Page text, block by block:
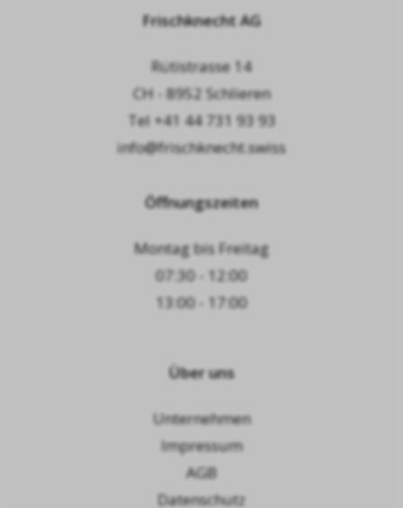
Frischknecht AG
Rütistrasse 14
CH - 8952 Schlieren
Tel +41 44 731 93 93
info@frischknecht.swiss
Öffnungszeiten
Montag bis Freitag
07:30 - 12:00
13:00 - 17:00
Über uns
Unternehmen
Impressum
AGB
Datenschutz